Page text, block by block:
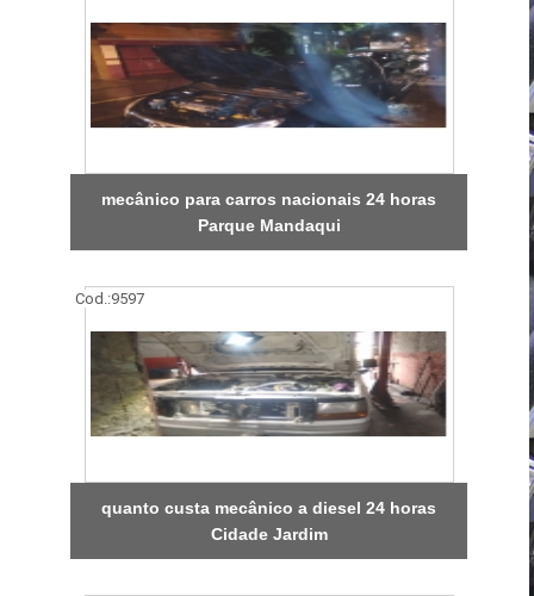
mecânico para carros nacionais 24 horas
Parque Mandaqui
Cod.:9597
quanto custa mecânico a diesel 24 horas
Cidade Jardim